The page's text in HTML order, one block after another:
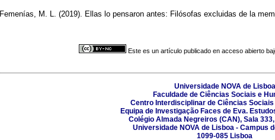
Femenías, M. L. (2019). Ellas lo pensaron antes: Filósofas excluidas de la
Este es un artículo publicado en acceso abierto
Universidade NOVA de Lisboa
Faculdade de Ciências Sociais e
Centro Interdisciplinar de Ciências Sociais
Equipa de Investigação Faces de Eva.
Colégio Almada Negreiros (CAN), Sala
Universidade NOVA de Lisboa - Campus
1099-085 Lisboa